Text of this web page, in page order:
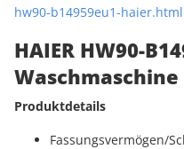
hw90-b14959eu1-haier.html
HAIER HW90-
Waschmaschine
Produktdetails
Fassungsvermögen/